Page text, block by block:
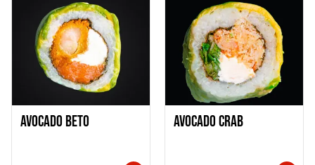
Avocado Beto Avocado Crab